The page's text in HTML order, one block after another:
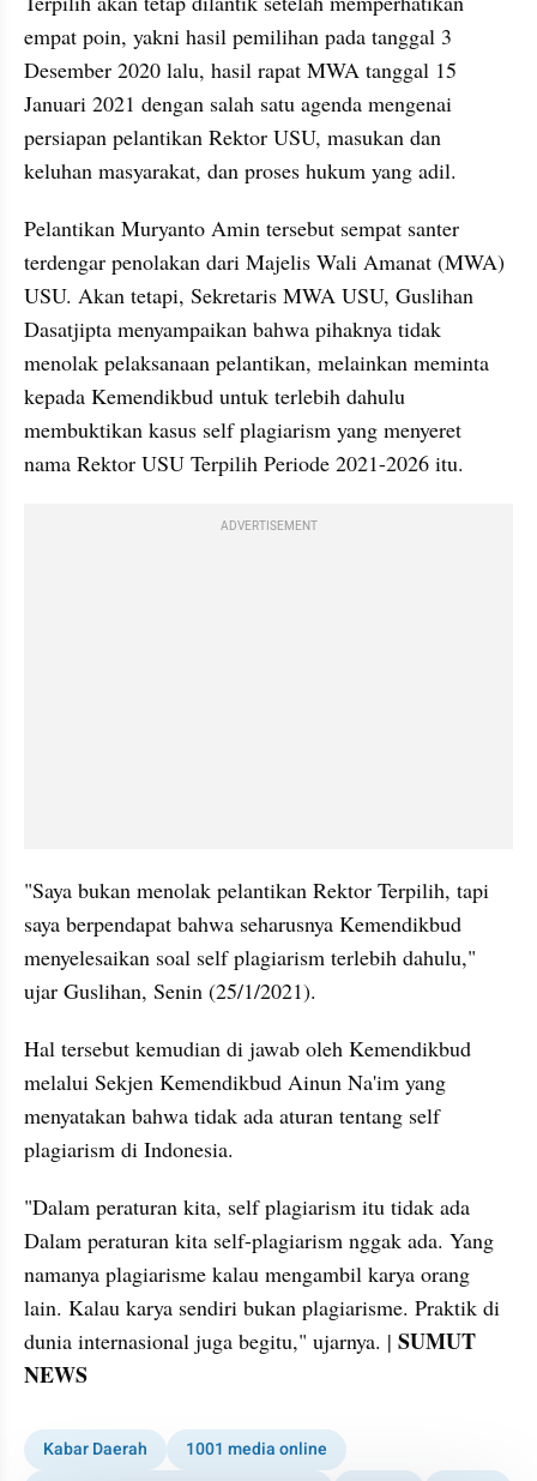
empat poin, yakni hasil pemilihan pada tanggal 3
Desember 2020 lalu, hasil rapat MWA tanggal 15
Januari 2021 dengan salah satu agenda mengenai
persiapan pelantikan Rektor USU, masukan dan
keluhan masyarakat, dan proses hukum yang adil.
Pelantikan Muryanto Amin tersebut sempat santer
terdengar penolakan dari Majelis Wali Amanat (MWA)
USU. Akan tetapi, Sekretaris MWA USU, Guslihan
Dasatjipta menyampaikan bahwa pihaknya tidak
menolak pelaksanaan pelantikan, melainkan meminta
kepada Kemendikbud untuk terlebih dahulu
membuktikan kasus self plagiarism yang menyeret
nama Rektor USU Terpilih Periode 2021-2026 itu.
ADVERTISEMENT
"Saya bukan menolak pelantikan Rektor Terpilih, tapi
saya berpendapat bahwa seharusnya Kemendikbud
menyelesaikan soal self plagiarism terlebih dahulu,"
ujar Guslihan, Senin (25/1/2021).
Hal tersebut kemudian di jawab oleh Kemendikbud
melalui Sekjen Kemendikbud Ainun Na'im yang
menyatakan bahwa tidak ada aturan tentang self
plagiarism di Indonesia.
"Dalam peraturan kita, self plagiarism itu tidak ada
Dalam peraturan kita self-plagiarism nggak ada. Yang
namanya plagiarisme kalau mengambil karya orang
lain. Kalau karya sendiri bukan plagiarisme. Praktik di
dunia internasional juga begitu," ujarnya. | SUMUT
NEWS
Kabar Daerah
1001 media online